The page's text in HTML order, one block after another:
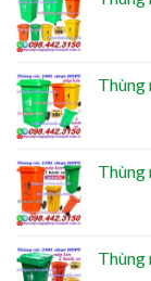
Thùng
Thùng
Thùng